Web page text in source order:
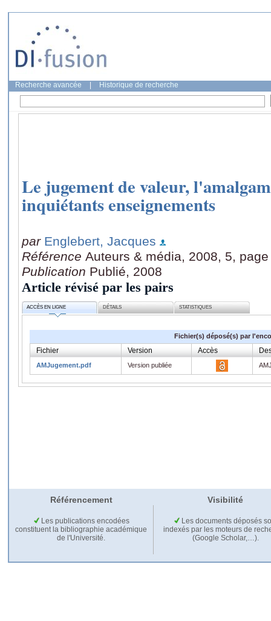
Recherche avancée Historique de recherche
Le jugement de valeur,
inquiétants enseignements
par Englebert, Jacques
Référence Auteurs & média, 2008, 5,
Publication Publié, 2008
Article révisé par les pairs
ACCÈS EN LIGNE DÉTAILS STATISTIQUES
Fichier(s) déposé(s) par
Fichier Version Accès
AMJugement.pdf Version publiée
Référencement Visibilité
Les publications encodées
constituent la bibliographie académique
de l'Université.
Les documents déposés
indexés par les moteurs de
(Google Scholar,…).